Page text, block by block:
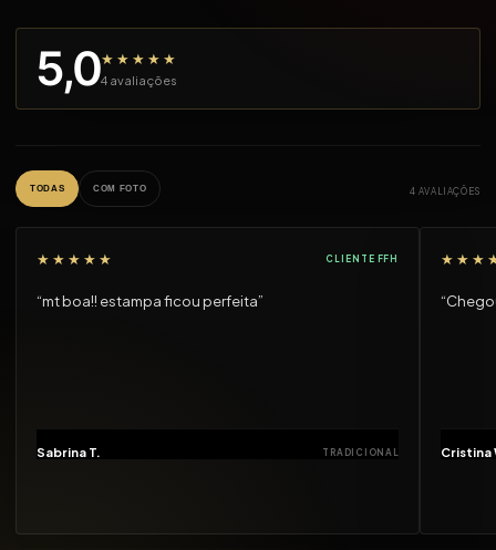
5,0★★★★★
4 avaliações
TODAS COM FOTO 4 AVALIAÇÕES
★★★★★ CLIENTE FFH
“mt boa!! estampa ficou perfeita”
Sabrina T. TRADICIONAL Cristina